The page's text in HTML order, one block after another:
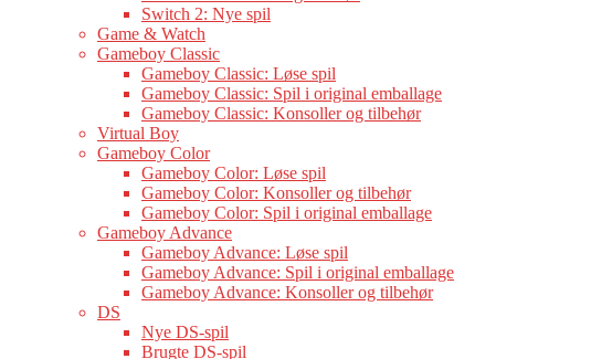
Switch 2: Nye spil
Game & Watch
Gameboy Classic
Gameboy Classic: Løse spil
Gameboy Classic: Spil i original emballage
Gameboy Classic: Konsoller og tilbehør
Virtual Boy
Gameboy Color
Gameboy Color: Løse spil
Gameboy Color: Konsoller og tilbehør
Gameboy Color: Spil i original emballage
Gameboy Advance
Gameboy Advance: Løse spil
Gameboy Advance: Spil i original emballage
Gameboy Advance: Konsoller og tilbehør
DS
Nye DS-spil
Brugte DS-spil